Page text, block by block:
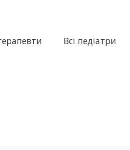
Всі педіатри